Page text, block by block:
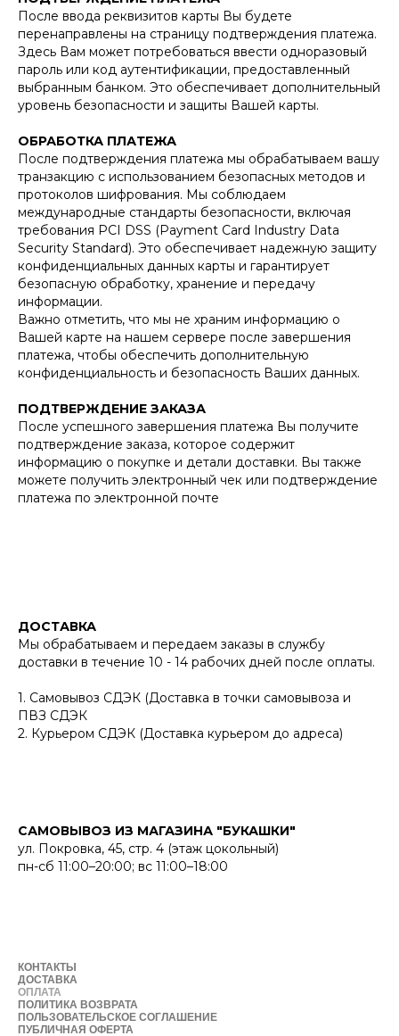
После ввода реквизитов карты Вы будете
перенаправлены на страницу подтверждения платежа.
Здесь Вам может потребоваться ввести одноразовый
пароль или код аутентификации, предоставленный
выбранным банком. Это обеспечивает дополнительный
уровень безопасности и защиты Вашей карты.
ОБРАБОТКА ПЛАТЕЖА
После подтверждения платежа мы обрабатываем вашу
транзакцию с использованием безопасных методов и
протоколов шифрования. Мы соблюдаем
международные стандарты безопасности, включая
требования PCI DSS (Payment Card Industry Data
Security Standard). Это обеспечивает надежную защиту
конфиденциальных данных карты и гарантирует
безопасную обработку, хранение и передачу
информации.
Важно отметить, что мы не храним информацию о
Вашей карте на нашем сервере после завершения
платежа, чтобы обеспечить дополнительную
конфиденциальность и безопасность Ваших данных.
ПОДТВЕРЖДЕНИЕ ЗАКАЗА
После успешного завершения платежа Вы получите
подтверждение заказа, которое содержит
информацию о покупке и детали доставки. Вы также
можете получить электронный чек или подтверждение
платежа по электронной почте
ДОСТАВКА
Мы обрабатываем и передаем заказы в службу
доставки в течение 10 - 14 рабочих дней после оплаты.
1. Самовывоз СДЭК (Доставка в точки самовывоза и
ПВЗ СДЭК
2. Курьером СДЭК (Доставка курьером до адреса)
САМОВЫВОЗ ИЗ МАГАЗИНА "БУКАШКИ"
ул. Покровка, 45, стр. 4 (этаж цокольный)
пн-сб 11:00–20:00; вс 11:00–18:00
КОНТАКТЫ
ДОСТАВКА
ОПЛАТА
ПОЛИТИКА ВОЗВРАТА
ПОЛЬЗОВАТЕЛЬСКОЕ СОГЛАШЕНИЕ
ПУБЛИЧНАЯ ОФЕРТА